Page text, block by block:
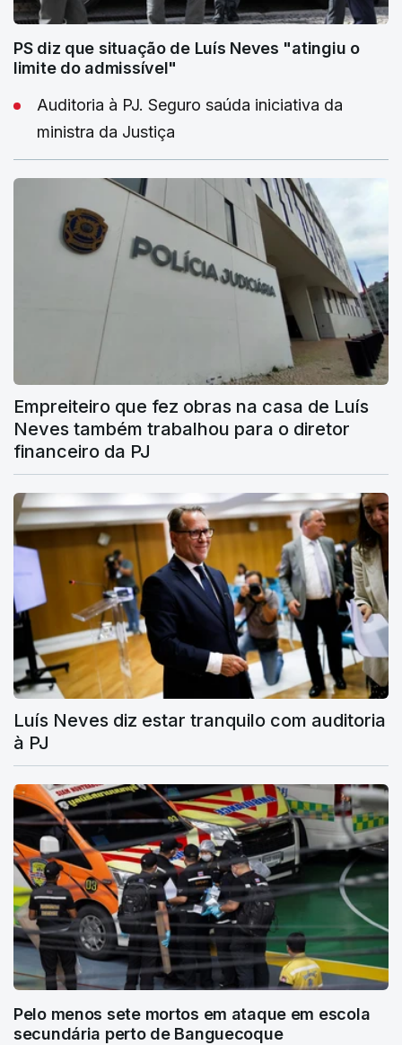
PS diz que situação de Luís Neves "atingiu o
limite do admissível"
Auditoria à PJ. Seguro saúda iniciativa da
ministra da Justiça
Empreiteiro que fez obras na casa de Luís
Neves também trabalhou para o diretor
financeiro da PJ
Luís Neves diz estar tranquilo com auditoria
à PJ
Pelo menos sete mortos em ataque em escola
secundária perto de Banguecoque